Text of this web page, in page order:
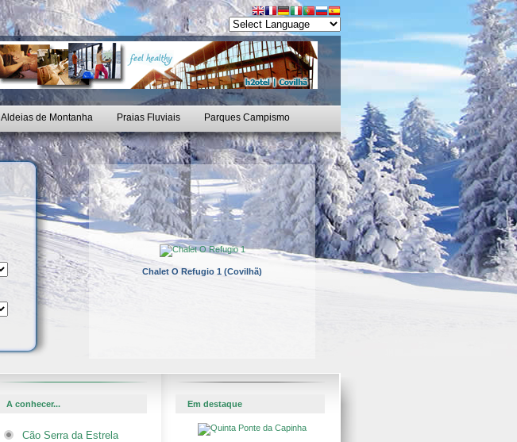
Aldeias de Montanha Praias Fluviais Parques Campismo
Chalet O Refugio 1 (Covilhã)
A conhecer... Em destaque
Cão Serra da Estrela